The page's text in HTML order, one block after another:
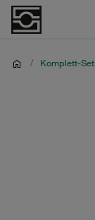
/ Komplett-